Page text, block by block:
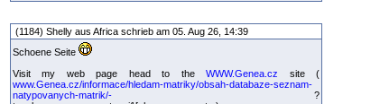
(1184) Shelly aus Africa schrieb am 05. Aug 26, 14:39
Schoene Seite
Visit my web page head to theWWW.Genea.cz site (
www.Genea.cz/informace/hledam-matriky/obsah-databaze-seznam-
natypovanych-matrik/- ?